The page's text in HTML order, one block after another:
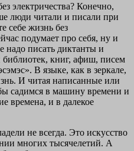
электричества? Конечно,
люди читали и писали при
себе жизнь без
подумает про себя, ну и
надо писать диктанты и
библиотек, книг, афиш, писем
В языке, как в зеркале,
И читая написанные или
садимся в машину времени и
времена, и в далекое
не всегда. Это искусство
многих тысячелетий. А